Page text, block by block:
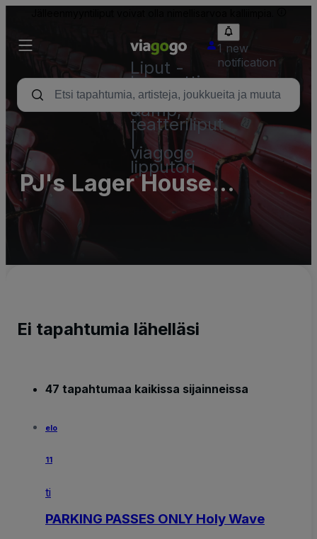
Liput -
konsertti,
urheilu
&amp;
teatteriliput
viagogo
lipputori
1 new
notification
PJ's Lager House
Parking Lots
Ei tapahtumia lähelläsi
47 tapahtumaa kaikissa sijainneissa
elo
11
ti
PARKING PASSES ONLY Holy Wave